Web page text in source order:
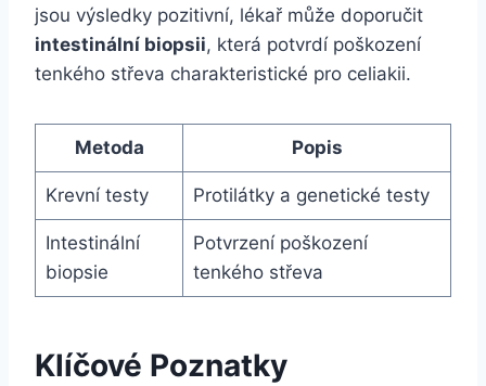
jsou výsledky pozitivní, lékař může doporučit
intestinální biopsii, která potvrdí poškození
tenkého střeva charakteristické pro celiakii.
Metoda Popis
Krevní testy Protilátky a genetické testy
Intestinální
biopsie
Potvrzení poškození
tenkého střeva
Klíčové Poznatky